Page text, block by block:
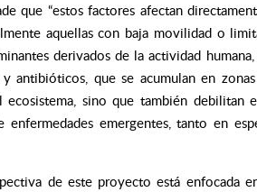
que “estos factores afectan
aquellas con baja movilidad o
derivados de la actividad
y antibióticos, que se acumulan en
sino que también debilitan
enfermedades emergentes, tanto en
de este proyecto está enfocada